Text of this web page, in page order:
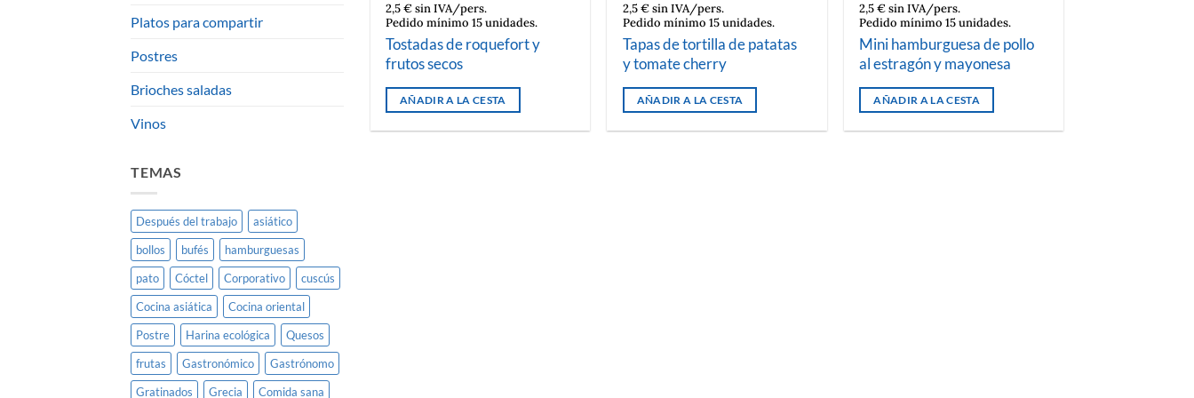
Platos para compartir
Postres
Brioches saladas
Vinos
TEMAS
Después del trabajo
asiático
bollos
bufés
hamburguesas
pato
Cóctel Corporativo
cuscús
Cocina asiática
Cocina oriental
Postre
Harina ecológica
Quesos
frutas
Gastronómico
Gastrónomo
Gratinados
Grecia Comida sana
2,5 € sin IVA/pers.
Pedido mínimo 15 unidades.
Tostadas de roquefort y
frutos secos
AÑADIR A LA CESTA
2,5 € sin IVA/pers.
Pedido mínimo 15 unidades.
Tapas de tortilla de patatas
y tomate cherry
AÑADIR A LA CESTA
2,5 € sin IVA/pers.
Pedido mínimo 15 unidades.
Mini hamburguesa de pollo
al estragón y mayonesa
AÑADIR A LA CESTA